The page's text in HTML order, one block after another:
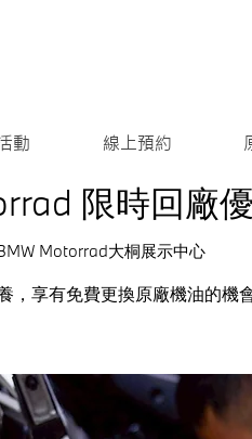
動 線上預約
限時回廠
Motorrad大桐展示中心
，享有免費更換原廠機油的機會